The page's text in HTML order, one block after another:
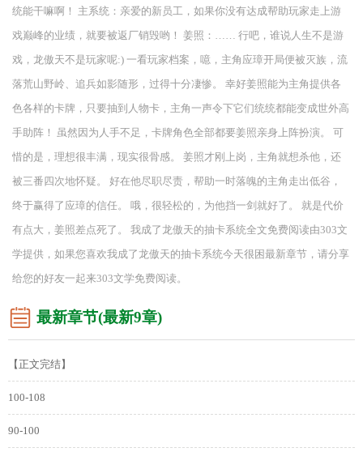
统能干嘛啊！ 主系统：亲爱的新员工，如果你没有达成帮助玩家走上游
戏巅峰的业绩，就要被返厂销毁哟！ 姜照：…… 行吧，谁说人生不是游
戏，龙傲天不是玩家呢:) 一看玩家档案，噫，主角应璋开局便被灭族，流
落荒山野岭、追兵如影随形，过得十分凄惨。 幸好姜照能为主角提供各
色各样的卡牌，只要抽到人物卡，主角一声令下它们统统都能变成世外高
手助阵！ 虽然因为人手不足，卡牌角色全部都要姜照亲身上阵扮演。 可
惜的是，理想很丰满，现实很骨感。 姜照才刚上岗，主角就想杀他，还
被三番四次地怀疑。 好在他尽职尽责，帮助一时落魄的主角走出低谷，
终于赢得了应璋的信任。 哦，很轻松的，为他挡一剑就好了。 就是代价
有点大，姜照差点死了。 我成了龙傲天的抽卡系统全文免费阅读由303文
学提供，如果您喜欢我成了龙傲天的抽卡系统今天很困最新章节，请分享
给您的好友一起来303文学免费阅读。
最新章节(最新9章)
【正文完结】
100-108
90-100